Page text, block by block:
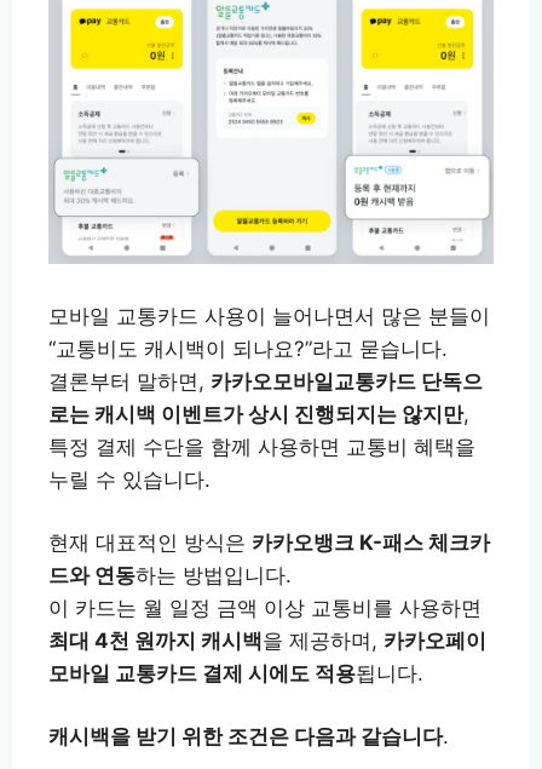
모바일 교통카드 사용이 늘어나면서 많은 분들이
“교통비도 캐시백이 되나요?”라고 묻습니다.
결론부터 말하면, 카카오모바일교통카드 단독으
로는 캐시백 이벤트가 상시 진행되지는 않지만,
특정 결제 수단을 함께 사용하면 교통비 혜택을
누릴 수 있습니다.
현재 대표적인 방식은 카카오뱅크 K-패스 체크카
드와 연동하는 방법입니다.
이 카드는 월 일정 금액 이상 교통비를 사용하면
최대 4천 원까지 캐시백을 제공하며, 카카오페이
모바일 교통카드 결제 시에도 적용됩니다.
캐시백을 받기 위한 조건은 다음과 같습니다.